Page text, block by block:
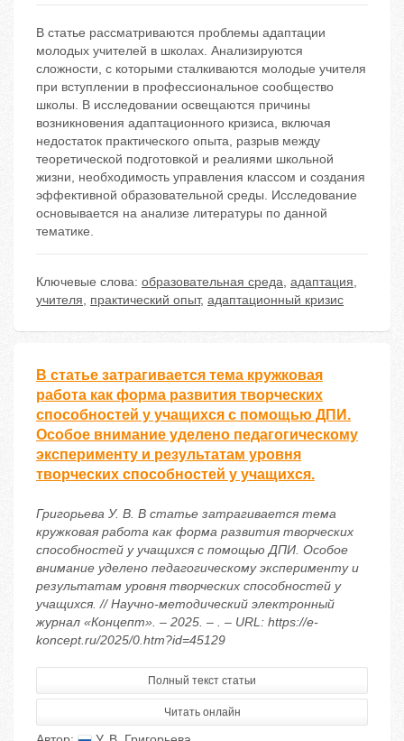
В статье рассматриваются проблемы адаптации
молодых учителей в школах. Анализируются
сложности, с которыми сталкиваются молодые учителя
при вступлении в профессиональное сообщество
школы. В исследовании освещаются причины
возникновения адаптационного кризиса, включая
недостаток практического опыта, разрыв между
теоретической подготовкой и реалиями школьной
жизни, необходимость управления классом и создания
эффективной образовательной среды. Исследование
основывается на анализе литературы по данной
тематике.
Ключевые слова: образовательная среда, адаптация,
учителя, практический опыт, адаптационный кризис
В статье затрагивается тема кружковая
работа как форма развития творческих
способностей у учащихся с помощью ДПИ.
Особое внимание уделено педагогическому
эксперименту и результатам уровня
творческих способностей у учащихся.
Григорьева У. В. В статье затрагивается тема
кружковая работа как форма развития творческих
способностей у учащихся с помощью ДПИ. Особое
внимание уделено педагогическому эксперименту и
результатам уровня творческих способностей у
учащихся. // Научно-методический электронный
журнал «Концепт». – 2025. – . – URL: https://e-
koncept.ru/2025/0.htm?id=45129
Полный текст статьи
Читать онлайн